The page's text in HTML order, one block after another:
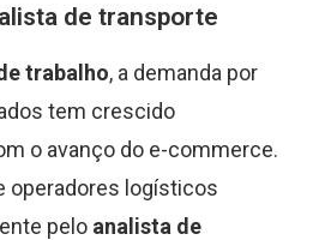
de transporte
trabalho, a demanda por
tem crescido
o avanço do e-commerce.
operadores logísticos
pelo analista de